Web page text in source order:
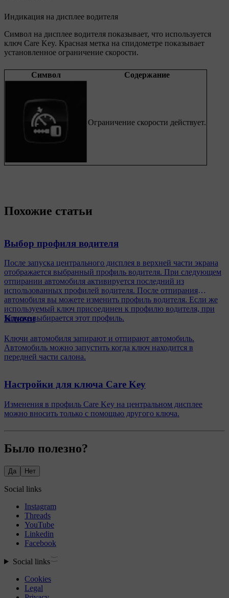
Индикация на дисплее водителя
Символ на дисплее водителя показывает, что используется
ключ Care Key. Красная метка на спидометре показывает
установленное ограничение скорости.
Символ Содержание
Ограничение скорости действует.
Похожие статьи
Выбор профиля водителя
После запуска центрального дисплея в верхней части экрана
отображается выбранный профиль водителя. При следующем
отпирании автомобиля активируется последний из
использованных профилей водителя. После отпирания
автомобиля вы можете изменить профиль водителя. Если же
используемый ключ присоединен к профилю водителя, при
запуске выбирается этот профиль.
Ключи
Ключи автомобиля запирают и отпирают автомобиль.
Автомобиль можно запустить когда ключ находится в
передней части салона.
Настройки для ключа Care Key
Изменения в профиль Care Key на центральном дисплее
можно вносить только с помощью другого ключа.
Было полезно?
Да Нет